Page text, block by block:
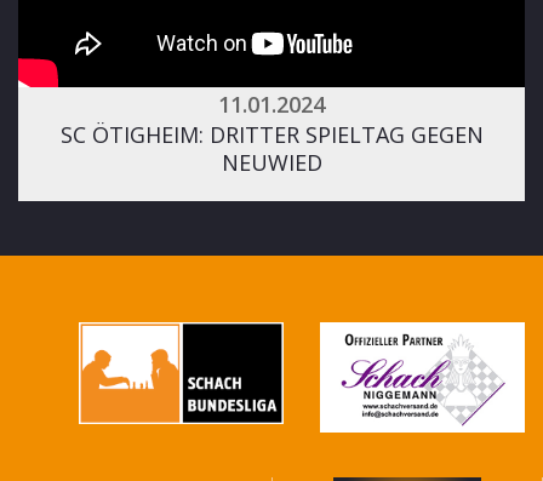
11.01.2024
SC ÖTIGHEIM: DRITTER SPIELTAG GEGEN
NEUWIED